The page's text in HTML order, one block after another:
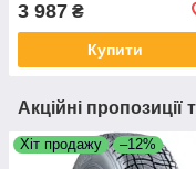
3 987 ₴
Купити
Акційні пропозиції
Хіт продажу –12%